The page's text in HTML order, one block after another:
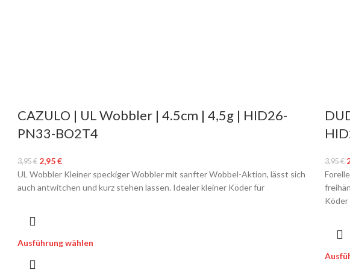
CAZULO | UL Wobbler | 4.5cm | 4,5g | HID26-
PN33-BO2T4
3,95€ 2,95€
UL Wobbler Kleiner speckiger Wobbler mit sanfter Wobbel-Aktion, lässt sich
auch antwitchen und kurz stehen lassen. Idealer kleiner Köder für
Ausführung wählen
3,95€
Köder